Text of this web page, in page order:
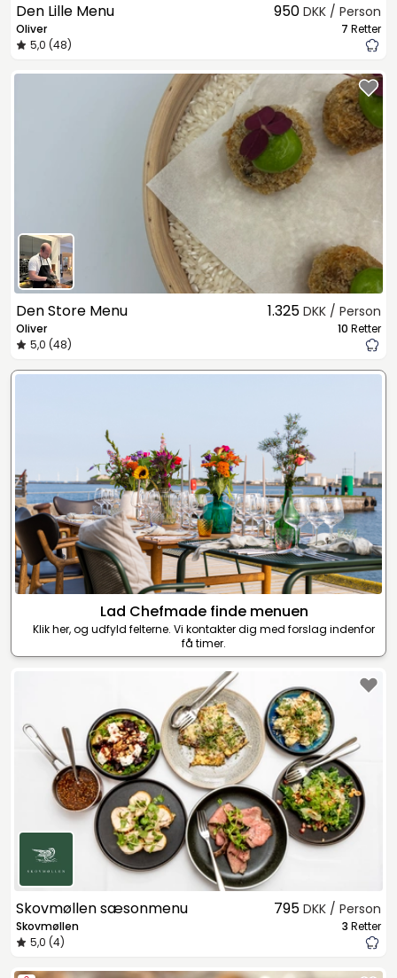
Den Lille Menu
Oliver
5,0 (48)
950 DKK / Person
7 Retter
Den Store Menu
Oliver
5,0 (48)
1.325 DKK / Person
10 Retter
Lad Chefmade finde menuen
Klik her, og udfyld felterne. Vi kontakter dig med forslag indenfor
få timer.
Skovmøllen sæsonmenu
Skovmøllen
5,0 (4)
795 DKK / Person
3 Retter